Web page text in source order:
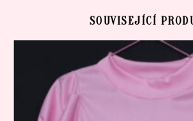
SOUVISEJÍCÍ